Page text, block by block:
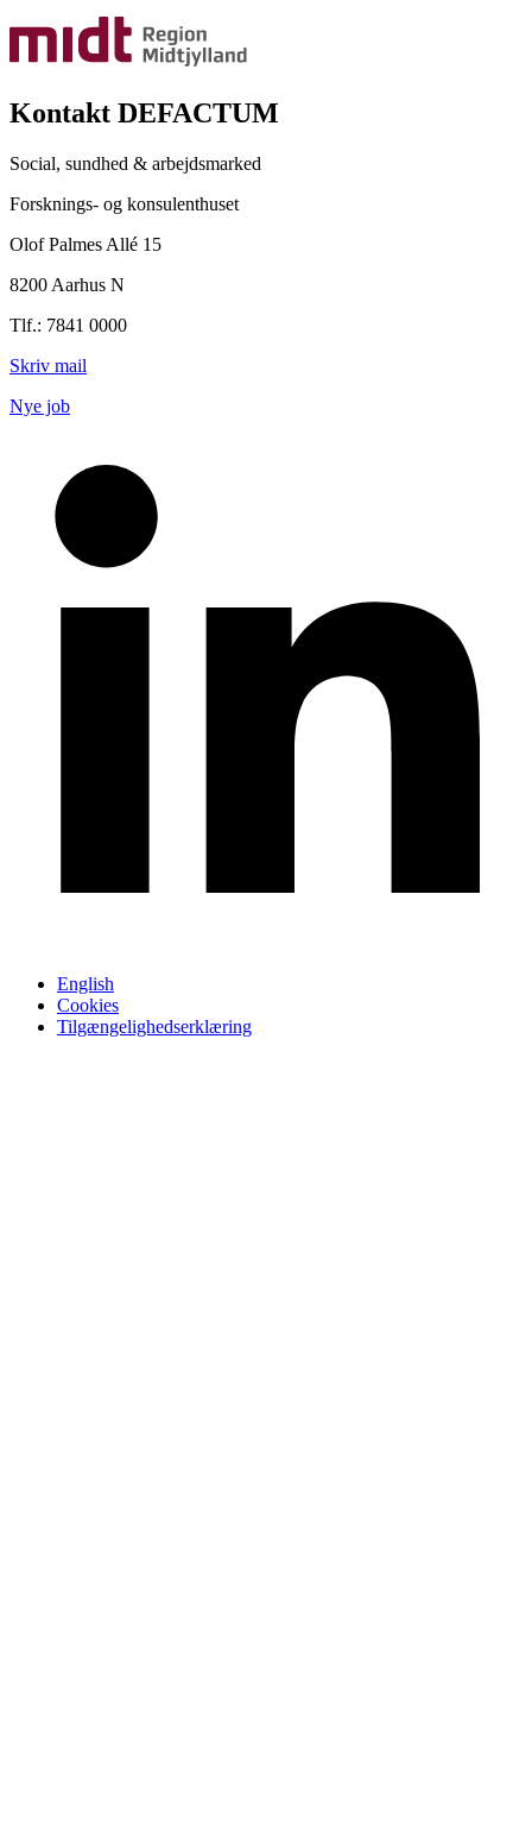
Kontakt DEFACTUM
Social, sundhed & arbejdsmarked
Forsknings- og konsulenthuset
Olof Palmes Allé 15
8200 Aarhus N
Tlf.: 7841 0000
Skriv mail
Nye job
English
Cookies
Tilgængelighedserklæring